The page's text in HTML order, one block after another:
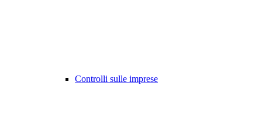
Controlli sulle imprese